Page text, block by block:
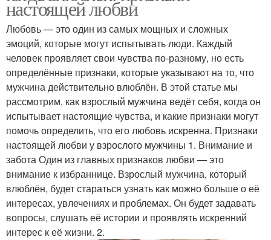
настоящей любви
Любовь — это один из самых мощных и сложных
эмоций, которые могут испытывать люди. Каждый
человек проявляет свои чувства по-разному, но есть
определённые признаки, которые указывают на то, что
мужчина действительно влюблён. В этой статье мы
рассмотрим, как взрослый мужчина ведёт себя, когда он
испытывает настоящие чувства, и какие признаки могут
помочь определить, что его любовь искренна. Признаки
настоящей любви у взрослого мужчины 1. Внимание и
забота Один из главных признаков любви — это
внимание к избраннице. Взрослый мужчина, который
влюблён, будет стараться узнать как можно больше о её
интересах, увлечениях и проблемах. Он будет задавать
вопросы, слушать её истории и проявлять искренний
интерес к её жизни. 2.